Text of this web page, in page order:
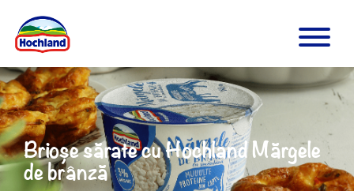
Brioșe sărate cu Hochland Mărgele
de brânză